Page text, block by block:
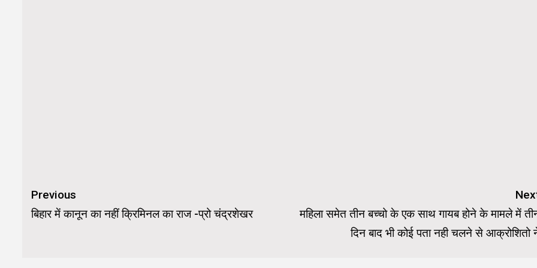
Continue
Reading
Previous
बिहार में कानून का नहीं क्रिमिनल का राज -प्रो चंद्रशेखर
महिला समेत तीन बच्चो के एक साथ गायब होने के मामले में
दिन बाद भी कोई पता नही चलने से आक्रोशितो